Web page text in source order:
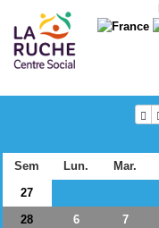
Sem Lun. Mar.
27
28
6 7